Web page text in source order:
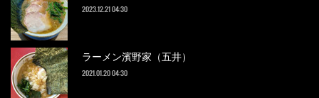
2023.12.21 04:30
ラーメン濱野家（五井）
2021.01.20 04:30